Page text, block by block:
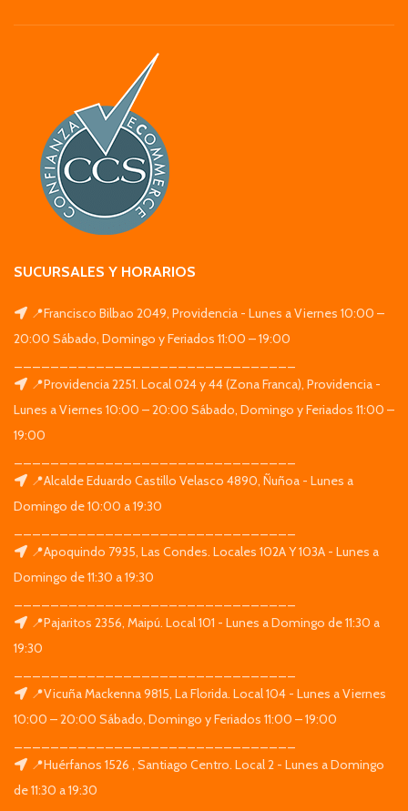
SUCURSALES Y HORARIOS
📍Francisco Bilbao 2049, Providencia - Lunes a Viernes 10:00 –
20:00 Sábado, Domingo y Feriados 11:00 – 19:00
📍Providencia 2251. Local 024 y 44 (Zona Franca), Providencia -
Lunes a Viernes 10:00 – 20:00 Sábado, Domingo y Feriados 11:00 –
19:00
📍Alcalde Eduardo Castillo Velasco 4890, Ñuñoa - Lunes a
Domingo de 10:00 a 19:30
📍Apoquindo 7935, Las Condes. Locales 102A Y 103A - Lunes a
Domingo de 11:30 a 19:30
📍Pajaritos 2356, Maipú. Local 101 - Lunes a Domingo de 11:30 a
19:30
📍Vicuña Mackenna 9815, La Florida. Local 104 - Lunes a Viernes
10:00 – 20:00 Sábado, Domingo y Feriados 11:00 – 19:00
📍Huérfanos 1526 , Santiago Centro. Local 2 - Lunes a Domingo
de 11:30 a 19:30